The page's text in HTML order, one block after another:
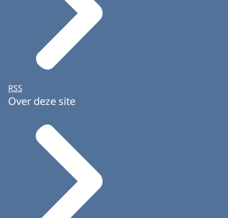
RSS
Over deze site